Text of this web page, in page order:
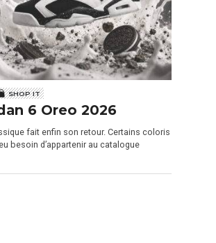
SHOP IT
6 Oreo 2026
fait enfin son retour. Certains coloris
besoin d’appartenir au catalogue